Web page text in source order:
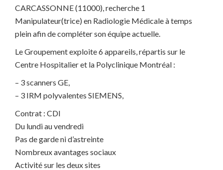
CARCASSONNE (11000), recherche 1
Manipulateur(trice) en Radiologie Médicale à temps
plein afin de compléter son équipe actuelle.
Le Groupement exploite 6 appareils, répartis sur le
Centre Hospitalier et la Polyclinique Montréal :
– 3 scanners GE,
– 3 IRM polyvalentes SIEMENS,
Contrat : CDI
Du lundi au vendredi
Pas de garde ni d’astreinte
Nombreux avantages sociaux
Activité sur les deux sites